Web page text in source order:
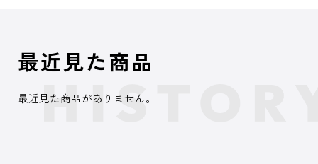
最近見た商品
最近見た商品がありません。